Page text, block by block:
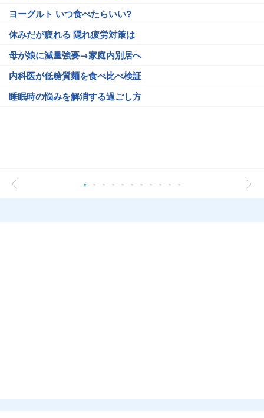
ヨーグルト いつ食べたらいい?
休みだが疲れる 隠れ疲労対策は
母が娘に減量強要→家庭内別居へ
内科医が低糖質麺を食べ比べ検証
睡眠時の悩みを解消する過ごし方